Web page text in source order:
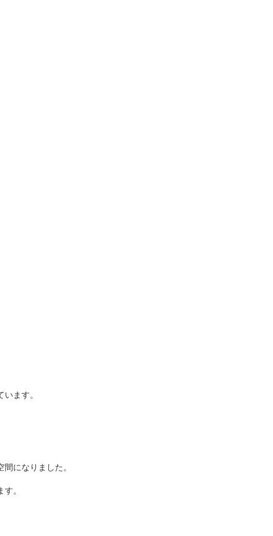
います。
になりました。
。